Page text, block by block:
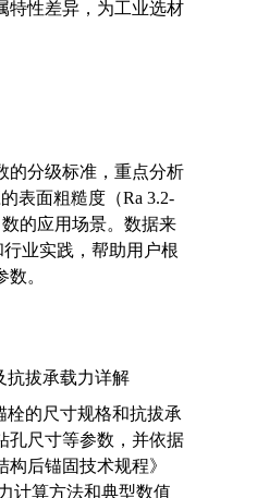
特性差异，为工业选材
的分级标准，重点分析
表面粗糙度（Ra 3.2-
的应用场景。数据来
行业实践，帮助用户根
。
抗拔承载力详解
栓的尺寸规格和抗拔承
孔尺寸等参数，并依据
后锚固技术规程》
计算方法和典型数值